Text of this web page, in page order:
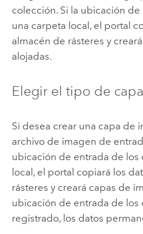
colección. Si la ubicación
una carpeta local, el portal
almacén de rásteres y
alojadas.
Elegir el tipo de
Si desea crear una capa de
archivo de imagen de
ubicación de entrada de los
local, el portal copiará los
rásteres y creará capas de
ubicación de entrada de los
registrado, los datos